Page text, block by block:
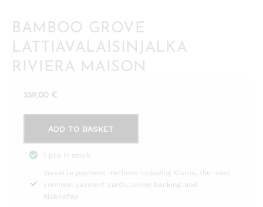
BAMBOO GROVE
LATTIAVALAISINJALKA
RIVIERA MAISON
359,00 €
Riviera
Maison
quantity
ADD TO BASKET
1 pcs in stock
Versatile payment methods including Klarna, the most
common payment cards, online banking, and
MobilePay